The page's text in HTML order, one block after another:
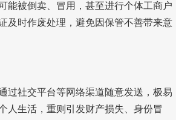
能被倒卖、冒用，甚至进行个体工商户
及时作废处理，避免因保管不善带来意
过社交平台等网络渠道随意发送，极易
人生活，重则引发财产损失、身份冒